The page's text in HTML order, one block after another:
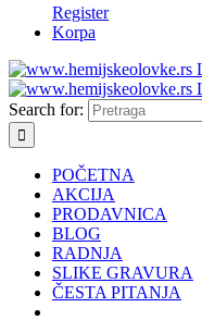
Register
Korpa
Search for:
POČETNA
AKCIJA
PRODAVNICA
BLOG
RADNJA
SLIKE GRAVURA
ČESTA PITANJA